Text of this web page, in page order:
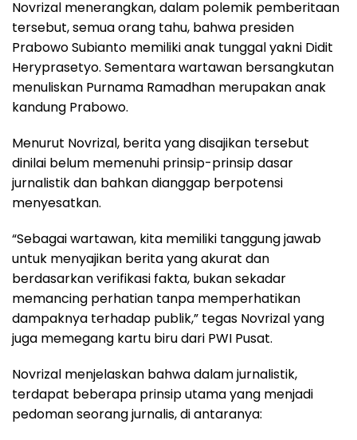
Novrizal menerangkan, dalam polemik pemberitaan
tersebut, semua orang tahu, bahwa presiden
Prabowo Subianto memiliki anak tunggal yakni Didit
Heryprasetyo. Sementara wartawan bersangkutan
menuliskan Purnama Ramadhan merupakan anak
kandung Prabowo.
Menurut Novrizal, berita yang disajikan tersebut
dinilai belum memenuhi prinsip-prinsip dasar
jurnalistik dan bahkan dianggap berpotensi
menyesatkan.
“Sebagai wartawan, kita memiliki tanggung jawab
untuk menyajikan berita yang akurat dan
berdasarkan verifikasi fakta, bukan sekadar
memancing perhatian tanpa memperhatikan
dampaknya terhadap publik,” tegas Novrizal yang
juga memegang kartu biru dari PWI Pusat.
Novrizal menjelaskan bahwa dalam jurnalistik,
terdapat beberapa prinsip utama yang menjadi
pedoman seorang jurnalis, di antaranya: